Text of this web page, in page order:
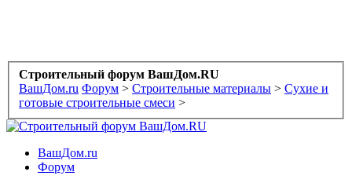
Строительный форум ВашДом.RU
ВашДом.ru Форум > Строительные материалы > Сухие и
готовые строительные смеси >
ВашДом.ru
Форум